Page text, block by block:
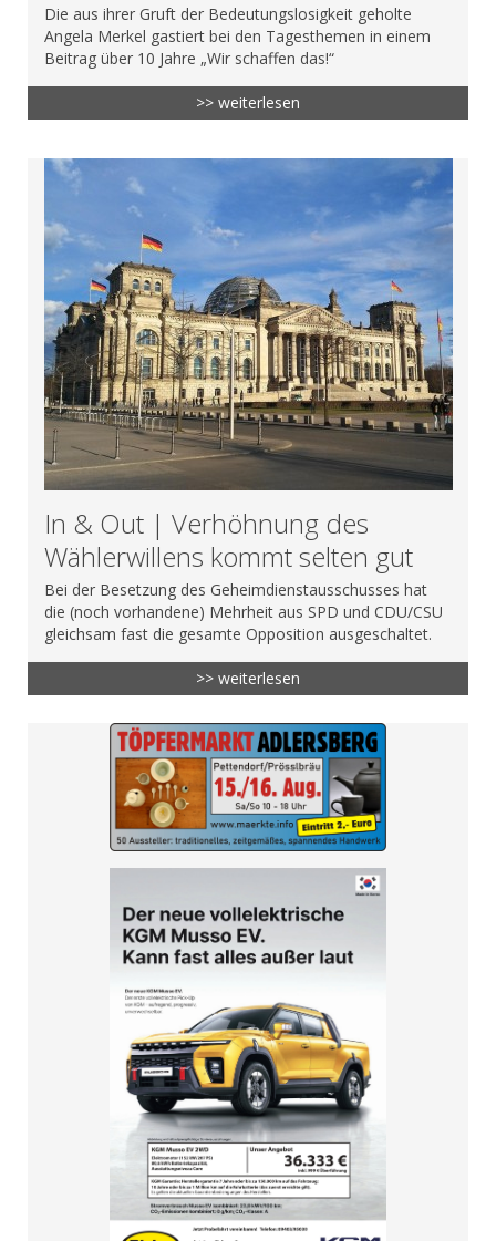
Die aus ihrer Gruft der Bedeutungslosigkeit geholte
Angela Merkel gastiert bei den Tagesthemen in einem
Beitrag über 10 Jahre „Wir schaffen das!“
>> weiterlesen
In & Out | Verhöhnung des
Wählerwillens kommt selten gut
Bei der Besetzung des Geheimdienstausschusses hat
die (noch vorhandene) Mehrheit aus SPD und CDU/CSU
gleichsam fast die gesamte Opposition ausgeschaltet.
>> weiterlesen